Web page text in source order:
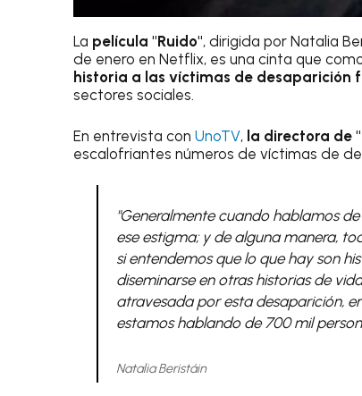
La película "Ruido", dirigida por Natalia
de enero en Netflix, es una cinta que
historia a las víctimas de desaparición
sectores sociales.
En entrevista con UnoTV, la directora de
escalofriantes números de víctimas de
"Generalmente cuando hablamos
ese estigma; y de alguna manera,
si entendemos que lo que hay son
diseminarse en otras historias de
atravesada por esta desaparición,
estamos hablando de 700 mil
Natalia Beristáin